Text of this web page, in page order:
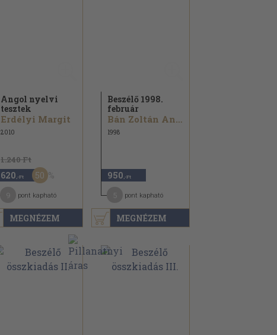
MEGNÉZEM
Angol nyelvi
tesztek
Erdélyi Margit
2010
1.240 Ft
620 ,-Ft 50
pont kapható
MEGNÉZEM
Beszélő 1998.
február
Bán Zoltán András...
1998
950 ,-Ft
pont kapható